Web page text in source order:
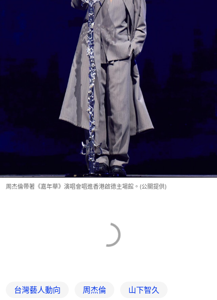
周杰倫帶著《嘉年華》演唱會唱進香港啟德主場館。(公關提供)
台灣藝人動向 周杰倫 山下智久